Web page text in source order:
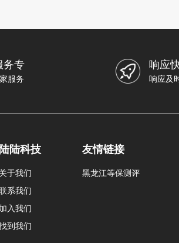
务专
服务
响应
响应及
陆陆科技
关于我们
系我们
加入我们
到我们
友情链接
黑龙江等保测评